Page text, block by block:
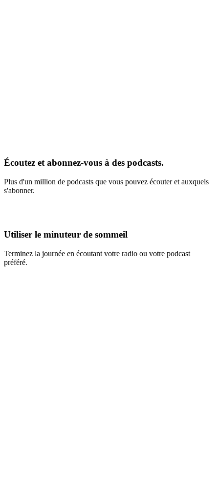
Écoutez et abonnez-vous à des podcasts.
Plus d'un million de podcasts que vous pouvez écouter et auxquels
s'abonner.
Utiliser le minuteur de sommeil
Terminez la journée en écoutant votre radio ou votre podcast
préféré.